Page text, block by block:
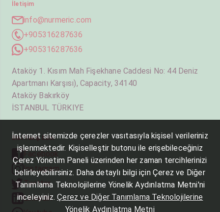
İletişim
info@nurmeric.com
+905316287636
+905316287636
Ataköy 1. Kısım Mah Fişekhane Caddesi No: 44 Deniz
Apartmanı Karşısı), Capacity, 34140
Ataköy Bakırköy
İSTANBUL TÜRKIYE
Bizi Takip Edin
Facebook
Instagram
Twitter
Linkedin
İnternet sitemizde çerezler vasıtasıyla kişisel verileriniz
işlenmektedir. Kişiselleştir butonu ile erişebileceğiniz
Çerez Yönetim Paneli üzerinden her zaman tercihlerinizi
belirleyebilirsiniz. Daha detaylı bilgi için Çerez ve Diğer
Tanımlama Teknolojilerine Yönelik Aydınlatma Metni'ni
inceleyiniz.Çerez ve Diğer Tanımlama Teknolojilerine
Yönelik Aydınlatma Metni